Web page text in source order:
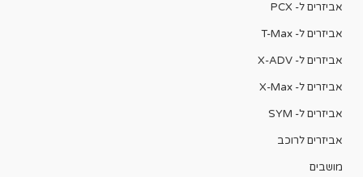
אביזרים ל- PCX
אביזרים ל- T-Max
אביזרים ל- X-ADV
אביזרים ל- X-Max
אביזרים ל- SYM
אביזרים לרוכב
מושבים